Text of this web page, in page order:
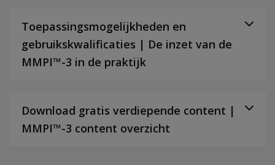
Toepassingsmogelijkheden en
gebruikskwalificaties | De inzet van de
MMPI™-3 in de praktijk
Download gratis verdiepende content |
MMPI™-3 content overzicht